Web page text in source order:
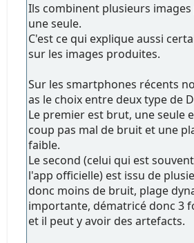
Ils combinent plusieurs
une seule.
C'est ce qui explique aussi
sur les images produites.
Sur les smartphones récents
as le choix entre deux type de
Le premier est brut, une seule
coup pas mal de bruit et une
faible.
Le second (celui qui est
l'app officielle) est issu de
donc moins de bruit, plage
importante, dématricé donc 3
et il peut y avoir des artefacts.